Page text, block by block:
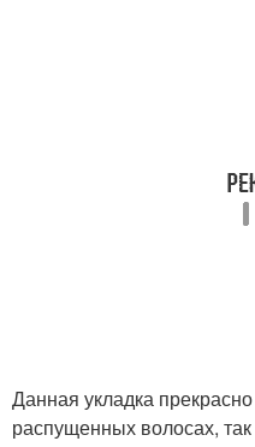
Данная укладка
распущенных волосах,